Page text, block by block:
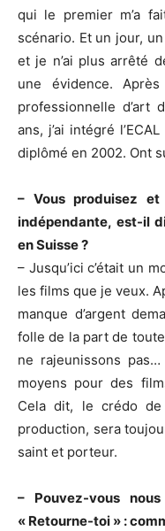
qui le premier m’a
scénario. Et un jour,
et je n’ai plus arrêté
une évidence.
professionnelle d’art
ans, j’ai intégré
diplômé en 2002. Ont
– Vous produisez
indépendante, est-il
en Suisse ?
– Jusqu’ici c’était un
les films que je veux.
manque d’argent
folle de la part de toute
ne rajeunissons pas…
moyens pour des
Cela dit, le crédo
production, sera
saint et porteur.
– Pouvez-vous
« Retourne-toi » :